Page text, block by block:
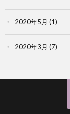
2020年5月 (1)
2020年3月 (7)